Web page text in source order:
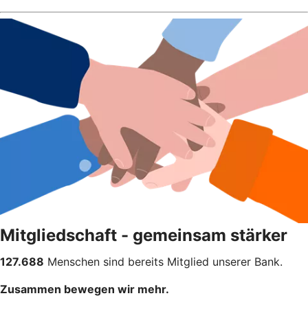
Mitgliedschaft - gemeinsam stärker
127.688 Menschen sind bereits Mitglied unserer Bank.
Zusammen bewegen wir mehr.